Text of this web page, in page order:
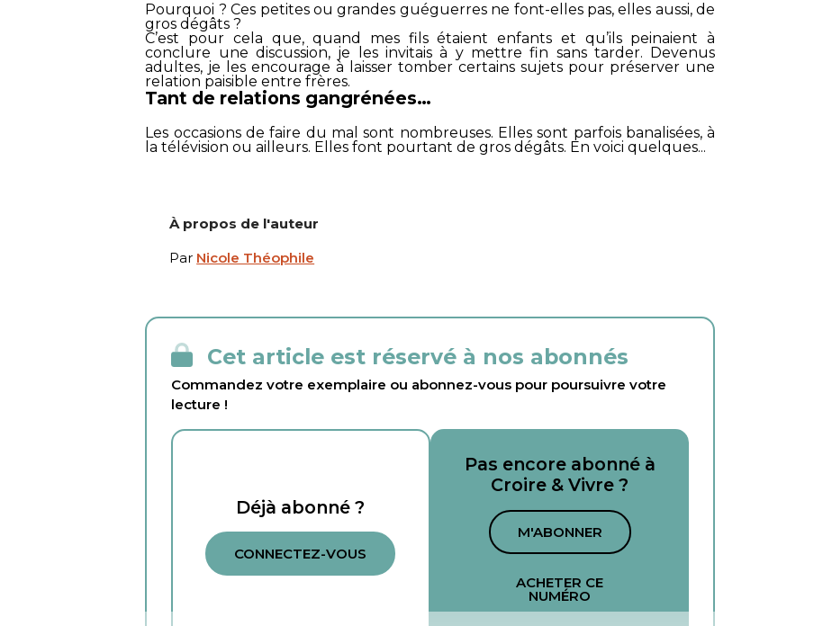
Pourquoi ? Ces petites ou grandes guéguerres ne font-elles pas, elles aussi, de
gros dégâts ?
C’est pour cela que, quand mes fils étaient enfants et qu’ils peinaient à
conclure une discussion, je les invitais à y mettre fin sans tarder. Devenus
adultes, je les encourage à laisser tomber certains sujets pour préserver une
relation paisible entre frères.
Tant de relations gangrénées…
Les occasions de faire du mal sont nombreuses. Elles sont parfois banalisées, à
la télévision ou ailleurs. Elles font pourtant de gros dégâts. En voici quelques...
À propos de l'auteur
Par Nicole Théophile
Cet article est réservé à nos abonnés
Commandez votre exemplaire ou abonnez-vous pour poursuivre votre
lecture !
Déjà abonné ?
CONNECTEZ-VOUS
Pas encore abonné à
Croire & Vivre ?
M'ABONNER
ACHETER CE
NUMÉRO